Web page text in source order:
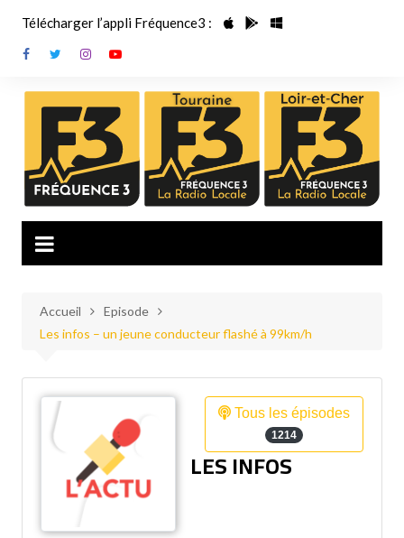
contenu
Télécharger l’appli Fréquence3 :
Accueil
Episode
Les infos – un jeune conducteur flashé à 99km/h
Tous les épisodes
1214
LES INFOS